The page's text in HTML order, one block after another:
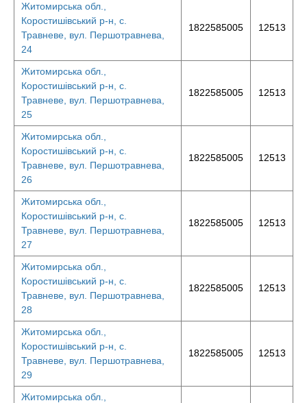
Житомирська обл.,
Коростишівський р-н, с.
Травневе, вул. Першотравнева,
24
1822585005 12513
Житомирська обл.,
Коростишівський р-н, с.
Травневе, вул. Першотравнева,
25
1822585005 12513
Житомирська обл.,
Коростишівський р-н, с.
Травневе, вул. Першотравнева,
26
1822585005 12513
Житомирська обл.,
Коростишівський р-н, с.
Травневе, вул. Першотравнева,
27
1822585005 12513
Житомирська обл.,
Коростишівський р-н, с.
Травневе, вул. Першотравнева,
28
1822585005 12513
Житомирська обл.,
Коростишівський р-н, с.
Травневе, вул. Першотравнева,
29
1822585005 12513
Житомирська обл.,